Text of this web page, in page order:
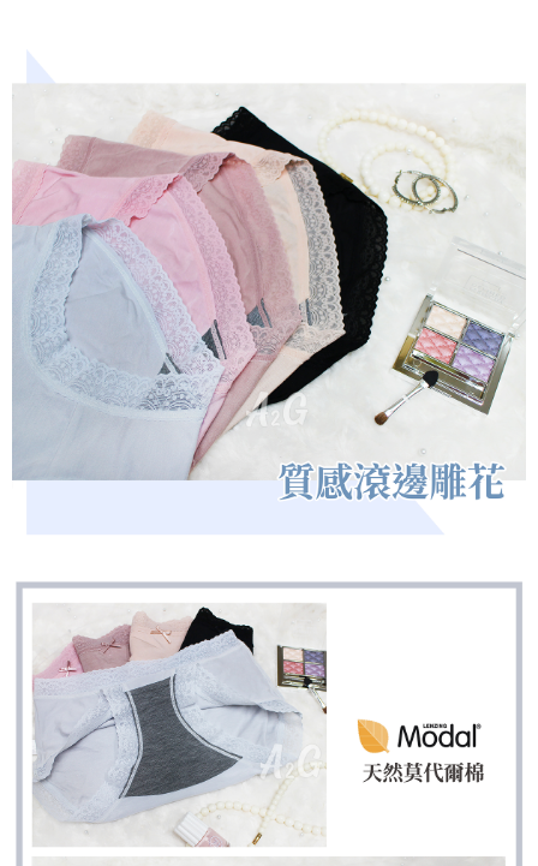
【「AFTEE先享後付」結帳流程】
１．於結帳方式選擇「AFTEE先享後付」後，將跳轉至「AFTEE先享後付」
結帳頁面，進行簡訊認證並確認金額後，即可完成結帳。
２．訂單成立數日內，您將收到繳費通知簡訊。
３．收到繳費通知簡訊後14天內，點擊此簡訊中的連結，可透過四大超商／
ATM／網路銀行／等多元方式進行付款，方視為交易完成。
※ 請注意：結帳手續完成當下不需立刻繳費，但若您需要取消訂單，請聯絡
購買商品的店家。未經商家同意取消之訂單仍視為有效，需透過AFTEE先享
後付繳納相關費用。
※ 交易是否成功請以「AFTEE先享後付 」之結帳頁面顯示為準，若有關於
是否繳費成功／繳費後需取消欲退款等相關疑問，請聯繫「AFTEE先享後付
客戶支援中心」
https://netprotections.freshdesk.com/support/home
【注意事項】
１．透過由恩沛科技股份有限公司提供之「AFTEE先享後付」服務完成之交
易，需依本服務之必要範圍內提供個人資料，並將交易相關給付款項請求債
權轉讓予恩沛科技股份有限公司。
２．關於個人資料處理事宜，請瀏覽以下網址：
https://aftee.tw/terms/#terms3
３．未成年的使用者請事先徵得法定代理人或監護人之同意方可使用
「AFTEE先享後付」，若未經同意申辦者引起之損失，本公司不負相關責
任。
時審查核予不同之上限額度；若仍有額度不足之情形，本公司將視審查結果
請求用戶進行身份認證。
５．嚴禁一人註冊多個帳號或使用他人資訊註冊。若發現惡意使用之情形，
恩沛科技股份有限公司將有權停止該用戶之使用額度並採取法律行動。
全家取貨付款
每筆NT$60，滿NT$699(含以上)免運費
付款後全家取貨
每筆NT$60，滿NT$699(含以上)免運費
7-11取貨付款
每筆NT$60，滿NT$699(含以上)免運費
付款後7-11取貨
每筆NT$60，滿NT$699(含以上)免運費
宅配
每筆NT$100，滿NT$2,000(含以上)免運費